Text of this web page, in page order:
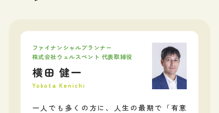
ファイナンシャルプランナー
株式会社ウェルスペント 代表取締役
横田 健一
Yokota Kenichi
一人でも多くの方に、人生の最期で「有意